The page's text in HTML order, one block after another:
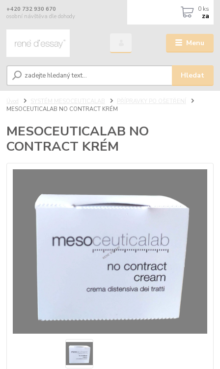
Menu
Hledat
+420 732 930 670
osobní návštěva dle dohody
0 ks
za
Úvod SYSTÉM MESOCEUTICALAB
PŘÍPRAVKY PO OŠETŘENÍ
MESOCEUTICALAB NO CONTRACT KRÉM
MESOCEUTICALAB NO
CONTRACT KRÉM